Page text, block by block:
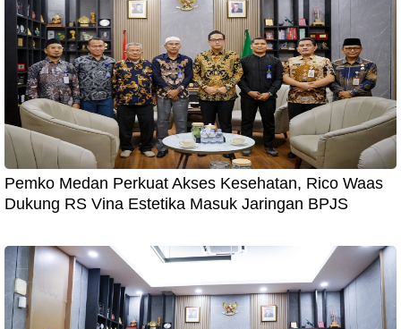
Pemko Medan Perkuat Akses Kesehatan, Rico Waas
Dukung RS Vina Estetika Masuk Jaringan BPJS